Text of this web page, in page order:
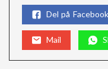
Del på Facebook
Mail